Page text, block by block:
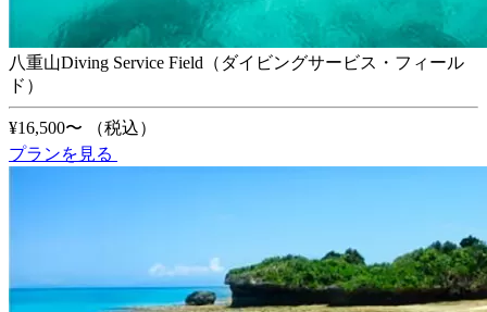
八重山Diving Service Field（ダイビングサービス・フィール
ド）
¥16,500〜
（税込）
プランを見る